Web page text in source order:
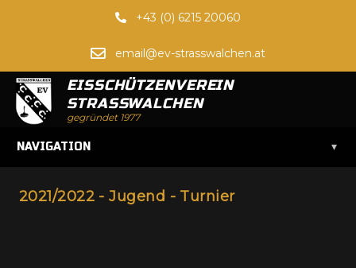
+43 (0) 6215 20060
email@ev-strasswalchen.at
EISSCHÜTZENVEREIN
STRASSWALCHEN
gegründet 1977
NAVIGATION ▾
2021/2022 - Jugend - Turnier